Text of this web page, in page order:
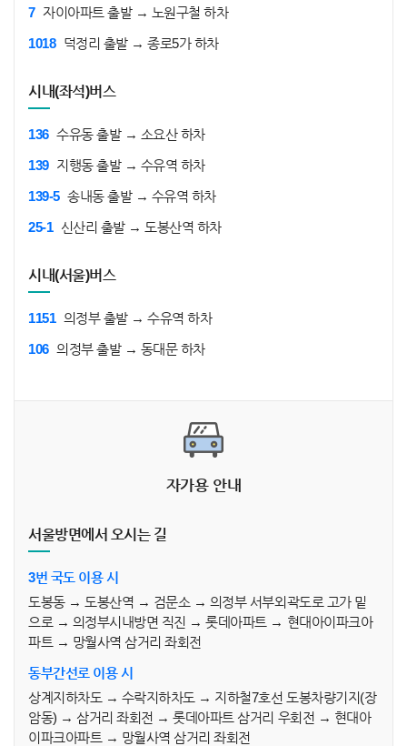
7 자이아파트 출발 → 노원구철 하차
1018 덕정리 출발 → 종로5가 하차
시내(좌석)버스
136 수유동 출발 → 소요산 하차
139 지행동 출발 → 수유역 하차
139-5 송내동 출발 → 수유역 하차
25-1 신산리 출발 → 도봉산역 하차
시내(서울)버스
1151 의정부 출발 → 수유역 하차
106 의정부 출발 → 동대문 하차
자가용 안내
서울방면에서 오시는 길
3번 국도 이용 시
도봉동 → 도봉산역 → 검문소 → 의정부 서부외곽도로 고가 밑
으로 → 의정부시내방면 직진 → 롯데아파트 → 현대아이파크아
파트 → 망월사역 삼거리 좌회전
동부간선로 이용 시
상계지하차도 → 수락지하차도 → 지하철7호선 도봉차량기지(장
암동) → 삼거리 좌회전 → 롯데아파트 삼거리 우회전 → 현대아
이파크아파트 → 망월사역 삼거리 좌회전